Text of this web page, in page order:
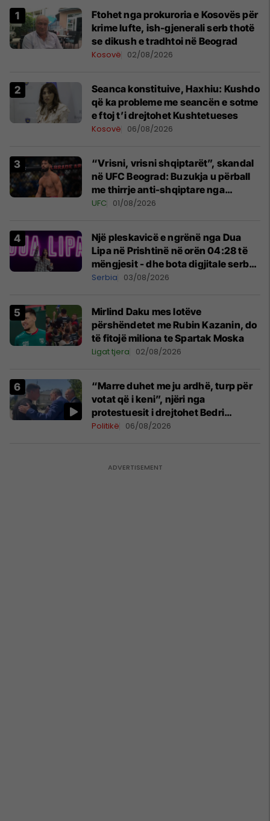
Ftohet nga prokuroria e Kosovës për
krime lufte, ish-gjenerali serb thotë
se dikush e tradhtoi në Beograd
Kosovë 02/08/2026
Seanca konstituive, Haxhiu: Kushdo
që ka probleme me seancën e sotme
e ftoj t’i drejtohet Kushtetueses
Kosovë 06/08/2026
“Vrisni, vrisni shqiptarët”, skandal
në UFC Beograd: Buzukja u përball
me thirrje anti-shqiptare nga
tribunat
UFC 01/08/2026
Një pleskavicë e ngrënë nga Dua
Lipa në Prishtinë në orën 04:28 të
mëngjesit - dhe bota digjitale serbe
shpall gjendjen e luftës
Serbia 03/08/2026
Mirlind Daku mes lotëve
përshëndetet me Rubin Kazanin, do
të fitojë miliona te Spartak Moska
Ligat tjera 02/08/2026
“Marre duhet me ju ardhë, turp për
votat që i keni”, njëri nga
protestuesit i drejtohet Bedri
Hamzës
Politikë 06/08/2026